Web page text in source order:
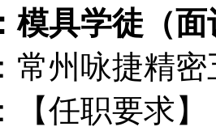
模具学徒（面
常州咏捷精
【任职要求